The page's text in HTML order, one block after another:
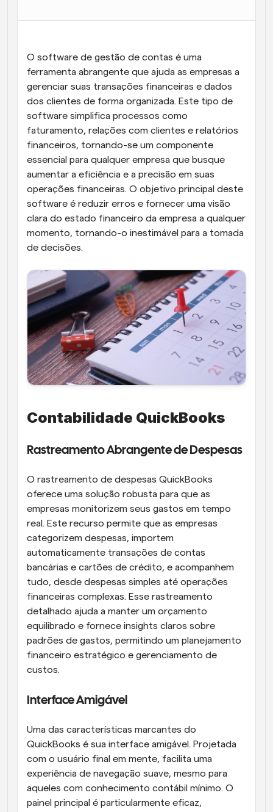
Agendamento potenciado com chamadas
impulsionadas por IA
Fluxos de trabalho
Blogue
Mantenha-se atualizado com as últimas notícias e
atualizações
Reuniões Instantâneas
Reunião com clientes em minutos
Links de Grupo Dinâmico
Agende reuniões de forma fluida com várias pessoas
Webhooks
Receba notificações quando algo acontecer
O software de gestão de contas é uma
ferramenta abrangente que ajuda as empresas a
gerenciar suas transações financeiras e dados
dos clientes de forma organizada. Este tipo de
software simplifica processos como
faturamento, relações com clientes e relatórios
financeiros, tornando-se um componente
essencial para qualquer empresa que busque
aumentar a eficiência e a precisão em suas
operações financeiras. O objetivo principal deste
software é reduzir erros e fornecer uma visão
clara do estado financeiro da empresa a qualquer
momento, tornando-o inestimável para a tomada
de decisões.
Contabilidade QuickBooks
Rastreamento Abrangente de Despesas
O rastreamento de despesas QuickBooks
oferece uma solução robusta para que as
empresas monitorizem seus gastos em tempo
real. Este recurso permite que as empresas
categorizem despesas, importem
automaticamente transações de contas
bancárias e cartões de crédito, e acompanhem
tudo, desde despesas simples até operações
financeiras complexas. Esse rastreamento
detalhado ajuda a manter um orçamento
equilibrado e fornece insights claros sobre
padrões de gastos, permitindo um planejamento
financeiro estratégico e gerenciamento de
custos.
Interface Amigável
Uma das características marcantes do
QuickBooks é sua interface amigável. Projetada
com o usuário final em mente, facilita uma
experiência de navegação suave, mesmo para
aqueles com conhecimento contábil mínimo. O
painel principal é particularmente eficaz,